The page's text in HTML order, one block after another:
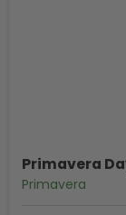
Primavera
Primavera